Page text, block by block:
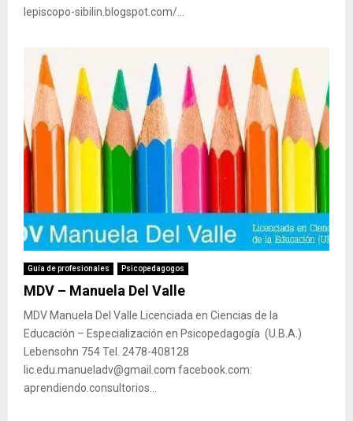
lepiscopo-sibilin.blogspot.com/...
Guía de profesionales Psicopedagogos
MDV – Manuela Del Valle
MDV Manuela Del Valle Licenciada en Ciencias de la
Educación – Especialización en Psicopedagogía (U.B.A.)
Lebensohn 754 Tel. 2478-408128
lic.edu.manueladv@gmail.com facebook.com:
aprendiendo.consultorios...